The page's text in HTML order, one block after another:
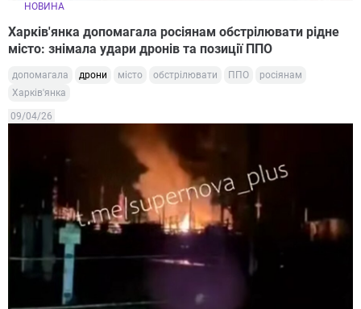
НОВИНА
Харків'янка допомагала росіянам обстрілювати рідне
місто: знімала удари дронів та позиції ППО
допомагала дрони місто обстрілювати ППО
росіянам
Харків'янка
09/04/26